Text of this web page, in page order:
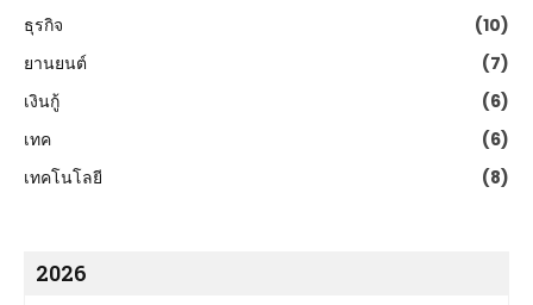
ธุรกิจ
(10)
ยานยนต์
(7)
เงินกู้
(6)
เทค
(6)
เทคโนโลยี
(8)
2026